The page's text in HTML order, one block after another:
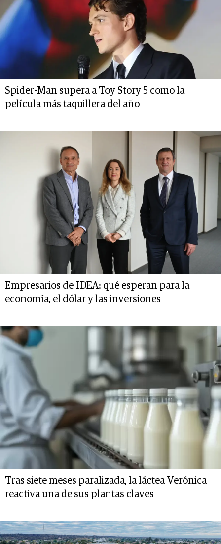
Spider-Man supera a Toy Story 5 como la
película más taquillera del año
Empresarios de IDEA: qué esperan para la
economía, el dólar y las inversiones
Tras siete meses paralizada, la láctea Verónica
reactiva una de sus plantas claves